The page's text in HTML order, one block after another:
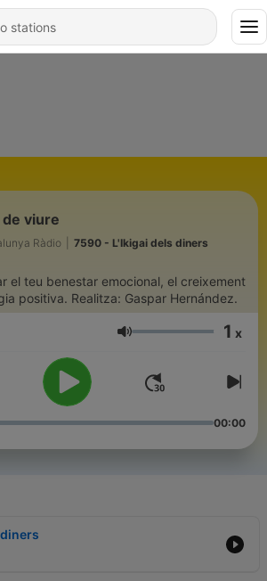
de viure
Ràdio 7590 - L'Ikigai dels diners
el teu benestar emocional, el creixement
positiva. Realitza: Gaspar Hernández.
Volume 1 x
00:00